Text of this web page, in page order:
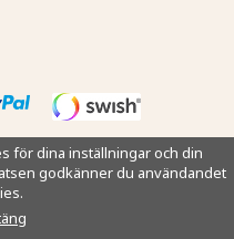
för dina inställningar och din
godkänner du användandet